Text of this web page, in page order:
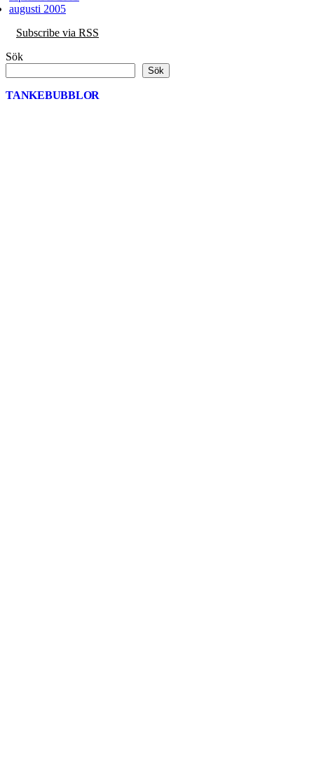
augusti 2005
Subscribe via RSS
Sök
Sök
TANKEBUBBLOR